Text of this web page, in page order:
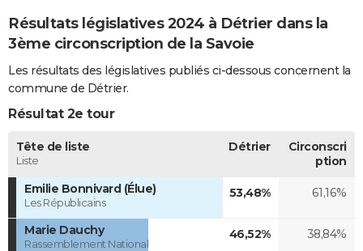
FORUM
Bricolage
Lifestyle
Culture
Sport
Auto
Television
Voyage
Cinema
Résultats législatives 2024 à Détrier dans la
3ème circonscription de la Savoie
Les résultats des législatives publiés ci-dessous concernent la
commune de Détrier.
Résultat 2e tour
Tête de liste
Liste
Détrier
Circonscri
ption
Emilie Bonnivard (Élue)
Les Républicains
53,48% 61,16%
Marie Dauchy
Rassemblement National
46,52% 38,84%